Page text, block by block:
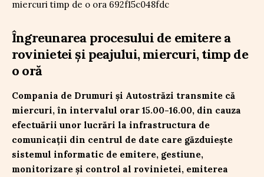
Îngreunarea procesului de emitere a
rovinietei și peajului, miercuri, timp de
o oră
Compania de Drumuri și Autostrăzi transmite că
miercuri, în intervalul orar 15.00-16.00, din cauza
efectuării unor lucrări la infrastructura de
comunicații din centrul de date care găzduiește
sistemul informatic de emitere, gestiune,
monitorizare și control al rovinietei, emiterea